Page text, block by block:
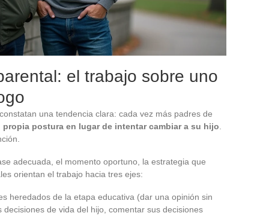
el trabajo sobre uno
una tendencia clara: cada vez más padres de
postura en lugar de intentar cambiar a su hijo
adecuada, el momento oportuno, la estrategia que
orientan el trabajo hacia tres ejes:
heredados de la etapa educativa (dar una opinión sin
de vida del hijo, comentar sus decisiones